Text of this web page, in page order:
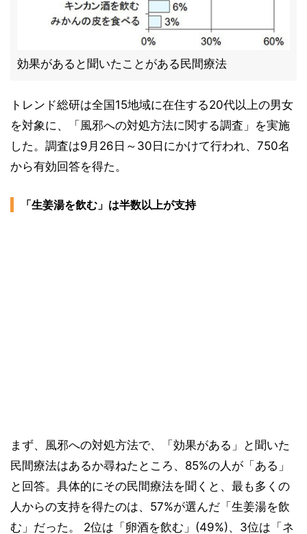
効果があると聞いたことがある民間療法
トレンド総研は全国15地域に在住する20代以上の男女
を対象に、「風邪への対処方法に関する調査」を実施
した。調査は9月26日～30日にかけて行われ、750名
から有効回答を得た。
「生姜湯を飲む」は半数以上が支持
まず、風邪への対処方法で、「効果がある」と聞いた
民間療法はあるか尋ねたところ、85%の人が「ある」
と回答。具体的にその民間療法を聞くと、最も多くの
人からの支持を得たのは、57%が選んだ「生姜湯を飲
む」だった。 2位は「卵酒を飲む」(49%)、3位は「ネ